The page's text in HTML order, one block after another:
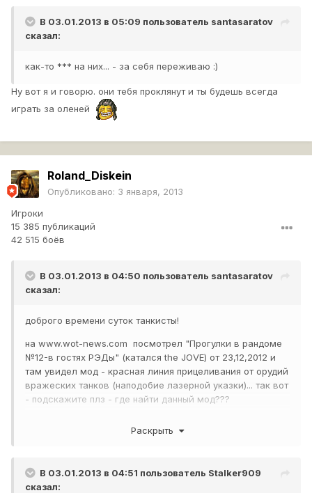
В 03.01.2013 в 05:09 пользователь santasaratov
сказал:
как-то *** на них... - за себя переживаю :)
Ну вот я и говорю. они тебя проклянут и ты будешь всегда
играть за оленей
Roland_Diskein
Опубликовано: 3 января, 2013
Игроки
15 385 публикаций
42 515 боёв
В 03.01.2013 в 04:50 пользователь santasaratov
сказал:
доброго времени суток танкисты!
на www.wot-news.com посмотрел "Прогулки в рандоме
№12-в гостях РЭДы" (катался the JOVE) от 23,12,2012 и
там увидел мод - красная линия прицеливания от орудий
вражеских танков (наподобие лазерной указки)... так вот
- подскажите плз - где найти данный мод???
Раскрыть
В 03.01.2013 в 04:51 пользователь Stalker909
сказал: